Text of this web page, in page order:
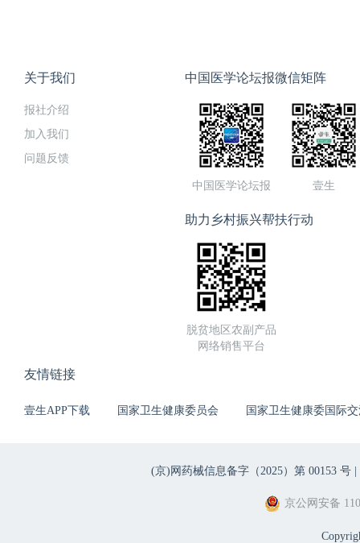
关于我们
报社介绍
加入我们
问题反馈
中国医学论坛报微信矩阵
中国医学论坛报 壹生
助力乡村振兴帮扶行动
脱贫地区农副产品
网络销售平台
友情链接
壹生APP下载 国家卫生健康委员会 国家卫生健康委国际
(京)网药械信息备字（2025）第 00153 号 |
京公网安备